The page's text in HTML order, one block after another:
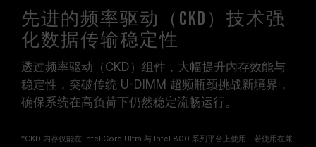
先进的频率驱动（CKD）技术强
化数据传输稳定性
透过频率驱动（CKD）组件，大幅提升内存效能与
稳定性，突破传统 U-DIMM 超频瓶颈挑战新境界，
确保系统在高负荷下仍然稳定流畅运行。
*CKD 内存仅能在 Intel Core Ultra 与 Intel 800 系列平台上使用，若使用在兼